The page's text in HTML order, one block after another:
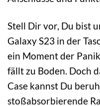
Stell Dir vor, Du bist
Galaxy S23 in der
ein Moment der
fällt zu Boden. Doch
Case kannst Du
stoßabsorbierende